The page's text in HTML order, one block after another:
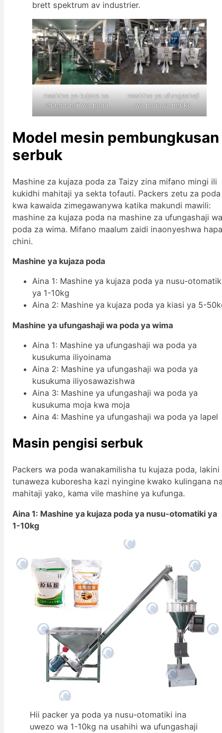
brett spektrum av industrier.
mashine ya kujaza na
ufungashaji wa poda
mashine ya ufungashaji
wa poda ya mfuko
Model mesin pembungkusan
serbuk
Mashine za kujaza poda za Taizy zina mifano mingi ili
kukidhi mahitaji ya sekta tofauti. Packers zetu za poda
kwa kawaida zimegawanywa katika makundi mawili:
mashine za kujaza poda na mashine za ufungashaji
poda za wima. Mifano maalum zaidi inaonyeshwa
chini.
Mashine ya kujaza poda
Aina 1: Mashine ya kujaza poda ya nusu-
ya 1-10kg
Aina 2: Mashine ya kujaza poda ya kiasi ya 5-
Mashine ya ufungashaji wa poda ya wima
Aina 1: Mashine ya ufungashaji wa poda ya
kusukuma iliyoinama
Aina 2: Mashine ya ufungashaji wa poda ya
kusukuma iliyosawazishwa
Aina 3: Mashine ya ufungashaji wa poda ya
kusukuma moja kwa moja
Aina 4: Mashine ya ufungashaji wa poda ya lapel
Masin pengisi serbuk
Packers wa poda wanakamilisha tu kujaza poda, lakini
tunaweza kuboresha kazi nyingine kwako kulingana
mahitaji yako, kama vile mashine ya kufunga.
Aina 1: Mashine ya kujaza poda ya nusu-otomatiki ya
1-10kg
Hii packer ya poda ya nusu-otomatiki ina
uwezo wa 1-10kg na usahihi wa ufungashaji